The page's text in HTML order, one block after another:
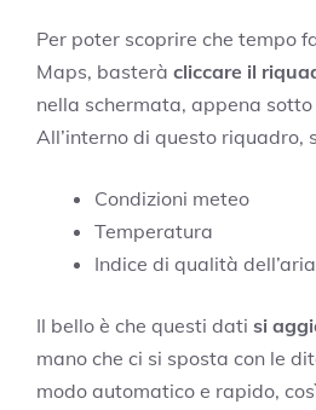
Per poter scoprire che tempo
Maps, basterà cliccare il
nella schermata, appena
All’interno di questo riquadro,
Condizioni meteo
Temperatura
Indice di qualità dell’aria
Il bello è che questi dati si
mano che ci si sposta con le
modo automatico e rapido,